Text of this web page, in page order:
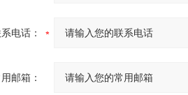
电话：
邮箱：